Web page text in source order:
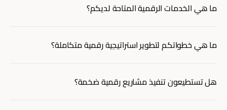
ما هي الخدمات الرقمية المتاحة لديكم؟
وتحسين محركات البحث والتسويق الرقمي وإدارة المحتوى والتحليلات
وحلول التجارة الإلكترونية، جميعها مبنية من الأساس لاستيعاب تعدد
ما هي خطواتكم لتطوير استراتيجية رقمية متكاملة؟
ثم نضع استراتيجية مناسبة بأهداف واضحة وأطر عمل دقيقة لقياس
هل تستطيعون تنفيذ مشاريع رقمية ضخمة؟